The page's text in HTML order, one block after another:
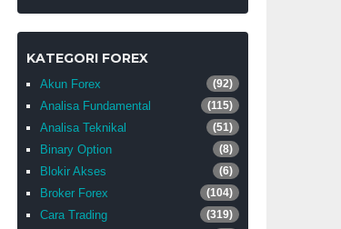
KATEGORI FOREX
Akun Forex (92)
Analisa Fundamental (115)
Analisa Teknikal (51)
Binary Option (8)
Blokir Akses (6)
Broker Forex (104)
Cara Trading (319)